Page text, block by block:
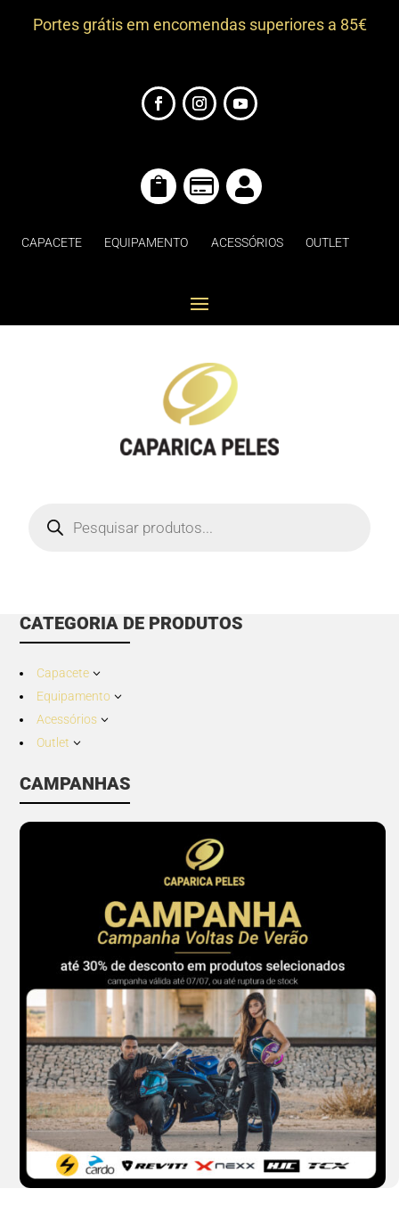
Portes grátis em encomendas superiores a 85€
  
CAPACETE EQUIPAMENTO ACESSÓRIOS OUTLET
search
CATEGORIA DE PRODUTOS
Capacete 3
Equipamento 3
Acessórios 3
Outlet 3
CAMPANHAS